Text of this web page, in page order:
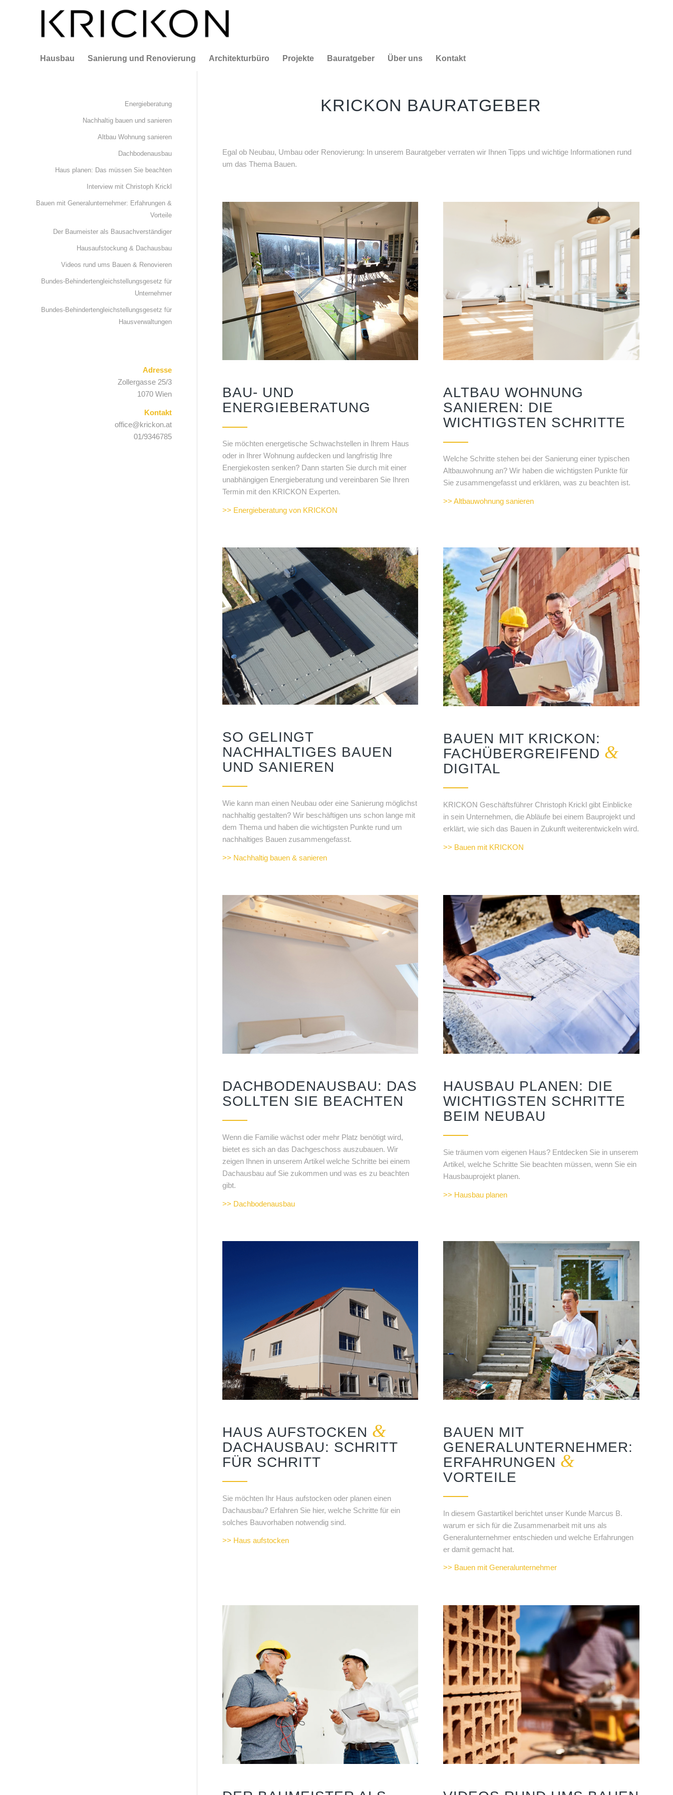
Hausbau Sanierung und Renovierung Architekturbüro Projekte Bauratgeber Über uns Kontakt
KRICKON BAURATGEBER
Egal ob Neubau, Umbau oder Renovierung: In unserem Bauratgeber verraten wir Ihnen Tipps und wichtige Informationen rund
um das Thema Bauen.
BAU- UND
ENERGIEBERATUNG
Sie möchten energetische Schwachstellen in Ihrem Haus
oder in Ihrer Wohnung aufdecken und langfristig Ihre
Energiekosten senken? Dann starten Sie durch mit einer
unabhängigen Energieberatung und vereinbaren Sie Ihren
Termin mit den KRICKON Experten.
>> Energieberatung von KRICKON
ALTBAU WOHNUNG
SANIEREN: DIE
WICHTIGSTEN SCHRITTE
Welche Schritte stehen bei der Sanierung einer typischen
Altbauwohnung an? Wir haben die wichtigsten Punkte für
Sie zusammengefasst und erklären, was zu beachten ist.
>> Altbauwohnung sanieren
SO GELINGT
NACHHALTIGES BAUEN
UND SANIEREN
Wie kann man einen Neubau oder eine Sanierung möglichst
nachhaltig gestalten? Wir beschäftigen uns schon lange mit
dem Thema und haben die wichtigsten Punkte rund um
nachhaltiges Bauen zusammengefasst.
>> Nachhaltig bauen & sanieren
BAUEN MIT KRICKON:
FACHÜBERGREIFEND &
DIGITAL
KRICKON Geschäftsführer Christoph Krickl gibt Einblicke
in sein Unternehmen, die Abläufe bei einem Bauprojekt und
erklärt, wie sich das Bauen in Zukunft weiterentwickeln wird.
>> Bauen mit KRICKON
DACHBODENAUSBAU: DAS
SOLLTEN SIE BEACHTEN
Wenn die Familie wächst oder mehr Platz benötigt wird,
bietet es sich an das Dachgeschoss auszubauen. Wir
zeigen Ihnen in unserem Artikel welche Schritte bei einem
Dachausbau auf Sie zukommen und was es zu beachten
gibt.
>> Dachbodenausbau
HAUSBAU PLANEN: DIE
WICHTIGSTEN SCHRITTE
BEIM NEUBAU
Sie träumen vom eigenen Haus? Entdecken Sie in unserem
Artikel, welche Schritte Sie beachten müssen, wenn Sie ein
Hausbauprojekt planen.
>> Hausbau planen
HAUS AUFSTOCKEN &
DACHAUSBAU: SCHRITT
FÜR SCHRITT
Sie möchten Ihr Haus aufstocken oder planen einen
Dachausbau? Erfahren Sie hier, welche Schritte für ein
solches Bauvorhaben notwendig sind.
>> Haus aufstocken
BAUEN MIT
GENERALUNTERNEHMER:
ERFAHRUNGEN &
VORTEILE
In diesem Gastartikel berichtet unser Kunde Marcus B.
warum er sich für die Zusammenarbeit mit uns als
Generalunternehmer entschieden und welche Erfahrungen
er damit gemacht hat.
>> Bauen mit Generalunternehmer
Energieberatung
Nachhaltig bauen und sanieren
Altbau Wohnung sanieren
Dachbodenausbau
Haus planen: Das müssen Sie beachten
Interview mit Christoph Krickl
Bauen mit Generalunternehmer: Erfahrungen &
Vorteile
Der Baumeister als Bausachverständiger
Hausaufstockung & Dachausbau
Videos rund ums Bauen & Renovieren
Bundes-Behindertengleichstellungsgesetz für
Unternehmer
Bundes-Behindertengleichstellungsgesetz für
Hausverwaltungen
Adresse
Zollergasse 25/3
1070 Wien
Kontakt
office@krickon.at
01/9346785